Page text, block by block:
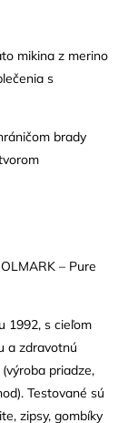
mikina z merino
s
brady
– Pure
1992, s cieľom
a zdravotnú
priadze,
Testované sú
zipsy, gombíky